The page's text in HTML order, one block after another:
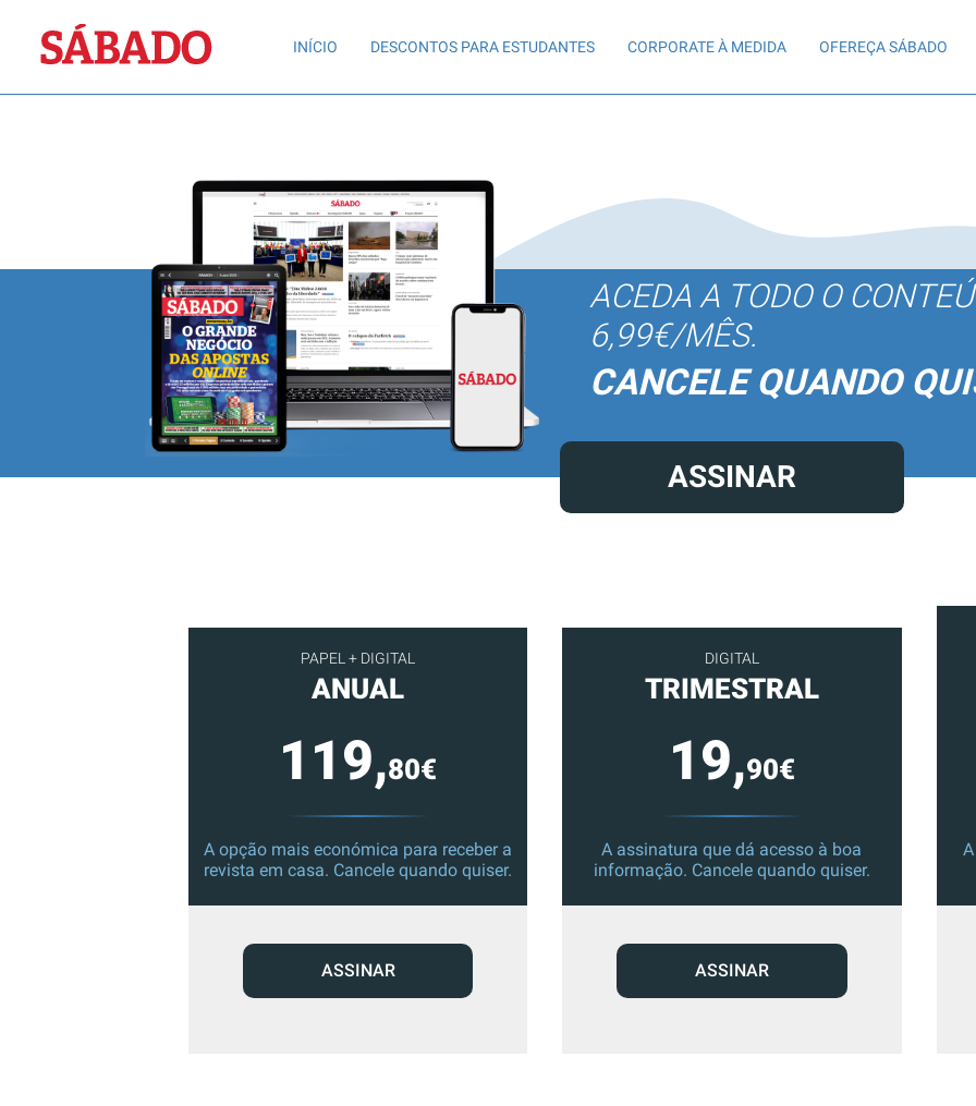
Sábado
INÍCIO DESCONTOS PARA ESTUDANTES CORPORATE À MEDIDA OFEREÇA SÁBADO
ACEDA A TODO O
6,99€/MÊS.
CANCELE QUANDO
ASSINAR
PAPEL + DIGITAL
ANUAL
119,80€
A opção mais económica para receber a
revista em casa. Cancele quando quiser.
ASSINAR
DIGITAL
TRIMESTRAL
19,90€
A assinatura que dá acesso à boa
informação. Cancele quando quiser.
ASSINAR